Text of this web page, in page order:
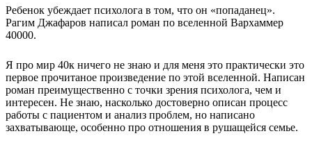
Ребенок убеждает психолога в том, что он «попаданец».
Рагим Джафаров написал роман по вселенной Вархаммер
40000.
Я про мир 40к ничего не знаю и для меня это практически это
первое прочитаное произведение по этой вселенной. Написан
роман преимущественно с точки зрения психолога, чем и
интересен. Не знаю, насколько достоверно описан процесс
работы с пациентом и анализ проблем, но написано
захватывающе, особенно про отношения в рушащейся семье.